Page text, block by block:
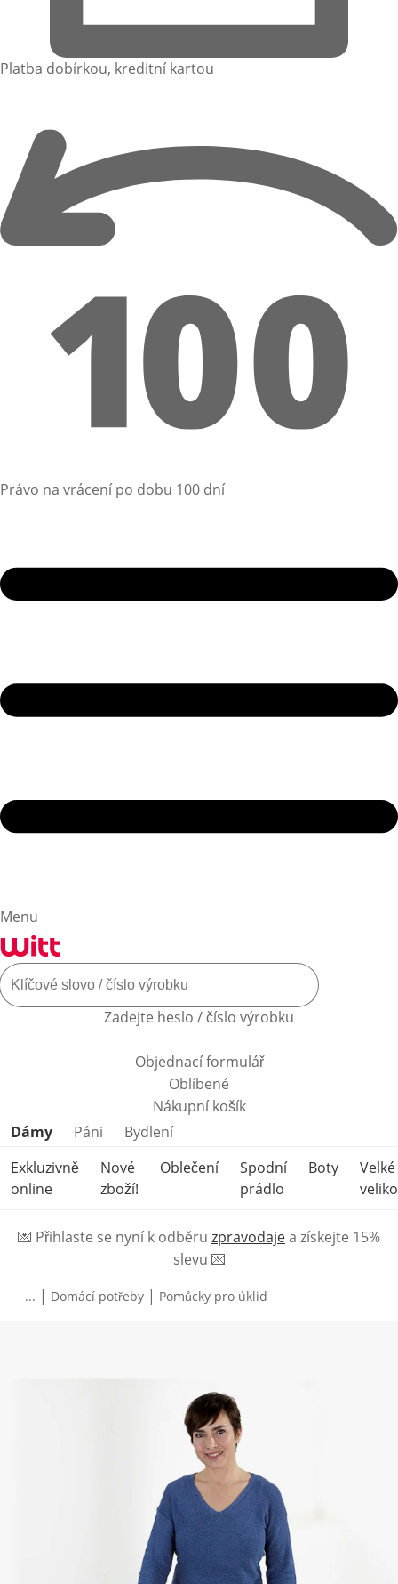
Platba dobírkou, kreditní kartou
Právo na vrácení po dobu 100 dní
Menu
Zadejte heslo / číslo výrobku
Objednací formulář
Oblíbené
Nákupní košík
Přeskočit kategorie produktů
Dámy Páni
Bydlení
Exkluzivně
online
Nové
zboží!
Oblečení
Spodní
prádlo
Boty
Velké
💌 Přihlaste se nyní k odběru zpravodajea získejte 15%
slevu 💌
... | Domácí potřeby | Pomůcky pro úklid